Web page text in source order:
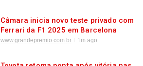
Câmara inicia novo teste privado com
Ferrari da F1 2025 em Barcelona
www.grandepremio.com.br 1m ago